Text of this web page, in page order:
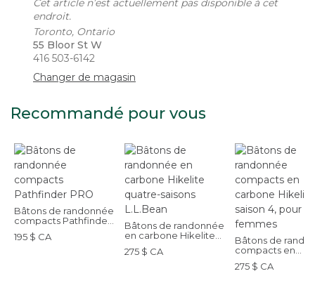
Cet article n’est actuellement pas disponible à cet
endroit.
Toronto, Ontario
55 Bloor St W
416 503-6142
Changer de magasin
Recommandé pour vous
Bâtons de randonnée
compacts Pathfinder
PRO
195 $ CA
Bâtons de randonnée
en carbone Hikelite
quatre-saisons
L.L.Bean
275 $ CA
Bâtons de
compacts en
carbone Hikelite
saison 4, pour
275 $ CA